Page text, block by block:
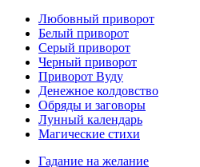
Любовный приворот
Белый приворот
Серый приворот
Черный приворот
Приворот Вуду
Денежное колдовство
Обряды и заговоры
Лунный календарь
Магические стихи
Гадание на желание